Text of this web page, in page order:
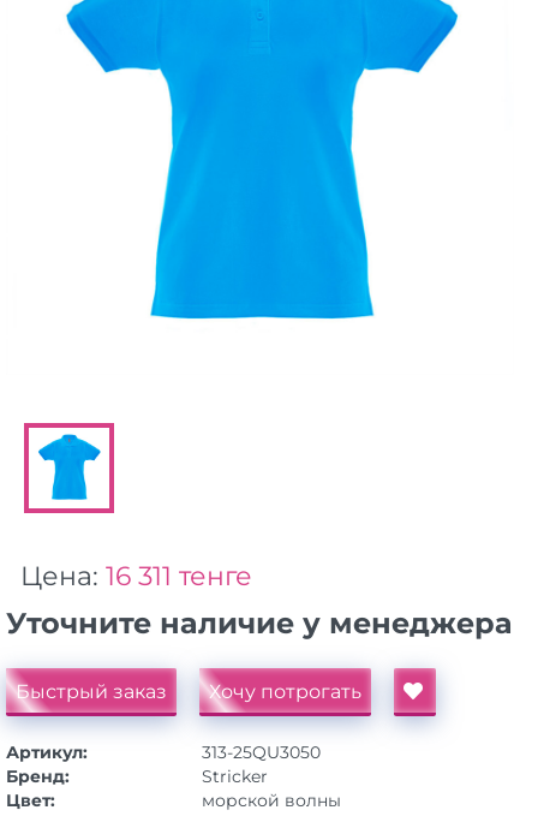
Цена: 16 311 тенге
Уточните наличие у менеджера
Быстрый заказ Хочу потрогать
Артикул:
313-25QU3050
Бренд:
Stricker
Цвет:
морской волны